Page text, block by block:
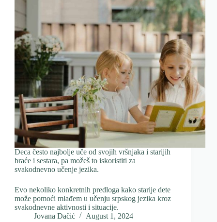
Deca često najbolje uče od svojih vršnjaka i starijih
braće i sestara, pa možeš to iskoristiti za
svakodnevno učenje jezika.
Evo nekoliko konkretnih predloga kako starije dete
može pomoći mlađem u učenju srpskog jezika kroz
svakodnevne aktivnosti i situacije.
Jovana Dačić
August 1, 2024